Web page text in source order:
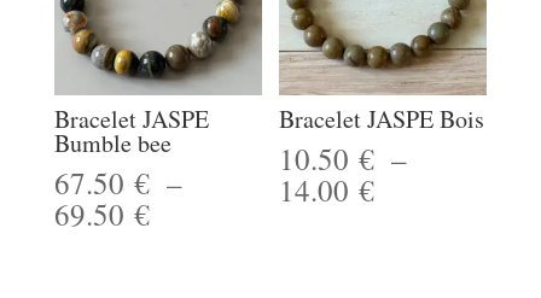
Bracelet JASPE
Bumble bee
67.50 € –
69.50 €Plage
Bracelet JASPE Bois
10.50€ –
14.00€Plage